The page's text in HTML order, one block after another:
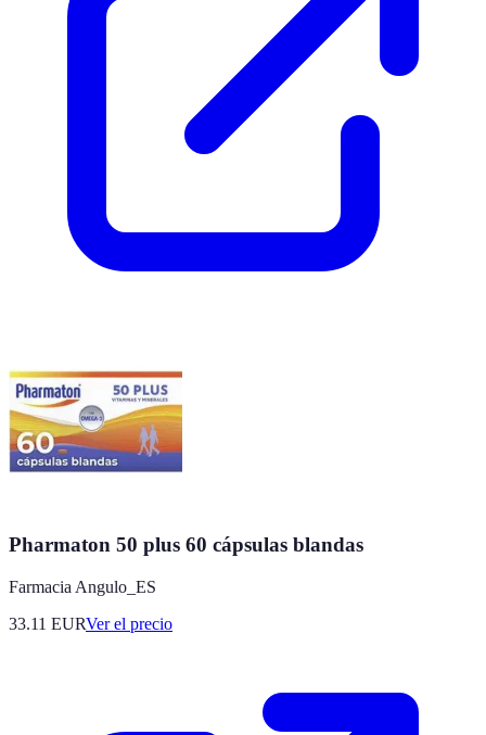
Pharmaton 50 plus 60 cápsulas blandas
Farmacia Angulo_ES
33.11 EURVer el precio